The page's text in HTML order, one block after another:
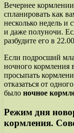
Вечернее
спланировать как
несколько недель и
и даже полуночи.
разбудите его в
Если подросший
ночного кормления
просыпать
отказаться от
было ночное
Режим дня
кормления.